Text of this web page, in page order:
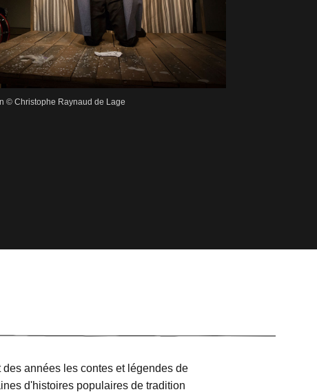
© Christophe Raynaud de Lage
années les contes et légendes de
d'histoires populaires de tradition